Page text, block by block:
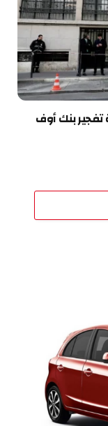
تفجير بنك أوف